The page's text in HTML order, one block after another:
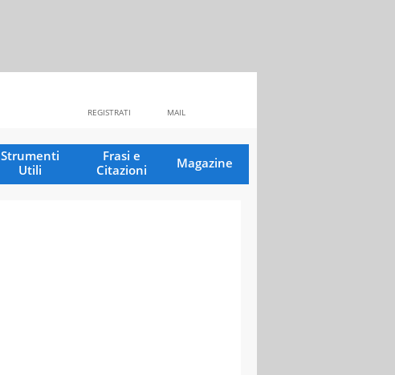
MAIL
REGISTRATI
Strumenti
Utili
Frasi e
Citazioni
Magazine